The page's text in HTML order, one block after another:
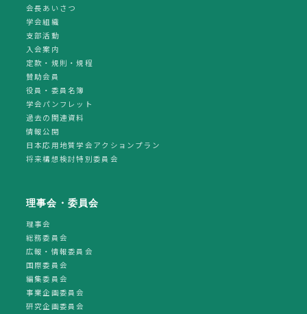
会長あいさつ
学会組織
支部活動
入会案内
定款・規則・規程
賛助会員
役員・委員名簿
学会パンフレット
過去の関連資料
情報公開
日本応用地質学会アクションプラン
将来構想検討特別委員会
理事会・委員会
理事会
総務委員会
広報・情報委員会
国際委員会
編集委員会
事業企画委員会
研究企画委員会